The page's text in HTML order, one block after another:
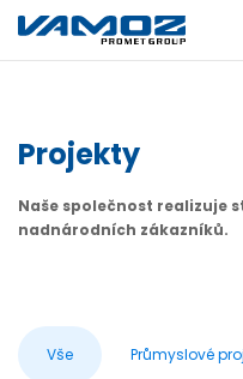
Projekty
Naše společnost realizuje
nadnárodních zákazníků.
Vše Průmyslové